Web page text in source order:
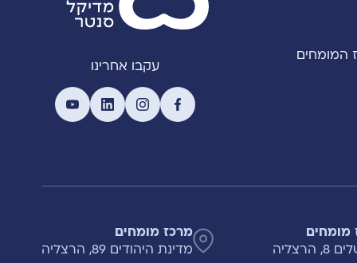
המומחים
עקבו אחרינו
מומחים
מרכז מומחים
מדינת היהודים 89, הרצליה